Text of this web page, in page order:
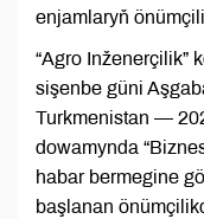
enjamlaryň
“Agro Inženerçilik”
sişenbe güni
Turkmenistan —
dowamynda
habar bermegine
başlanan